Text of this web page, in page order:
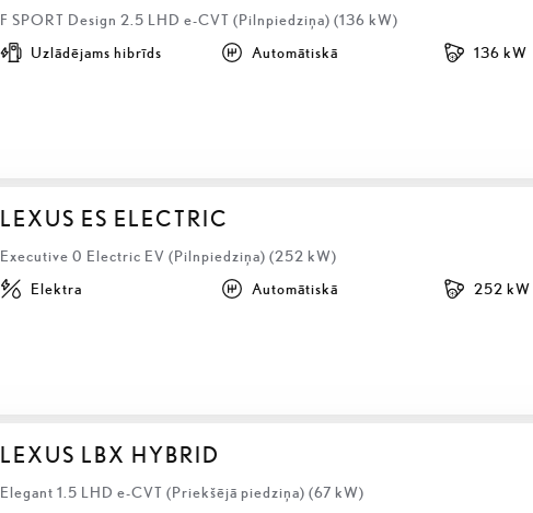
F SPORT Design 2.5 LHD e-CVT (Pilnpiedziņa) (136 kW)
Uzlādējams hibrīds Automātiskā 136 kW
LEXUS ES ELECTRIC
Executive 0 Electric EV (Pilnpiedziņa) (252 kW)
Elektra Automātiskā 252 kW
LEXUS LBX HYBRID
Elegant 1.5 LHD e-CVT (Priekšējā piedziņa) (67 kW)